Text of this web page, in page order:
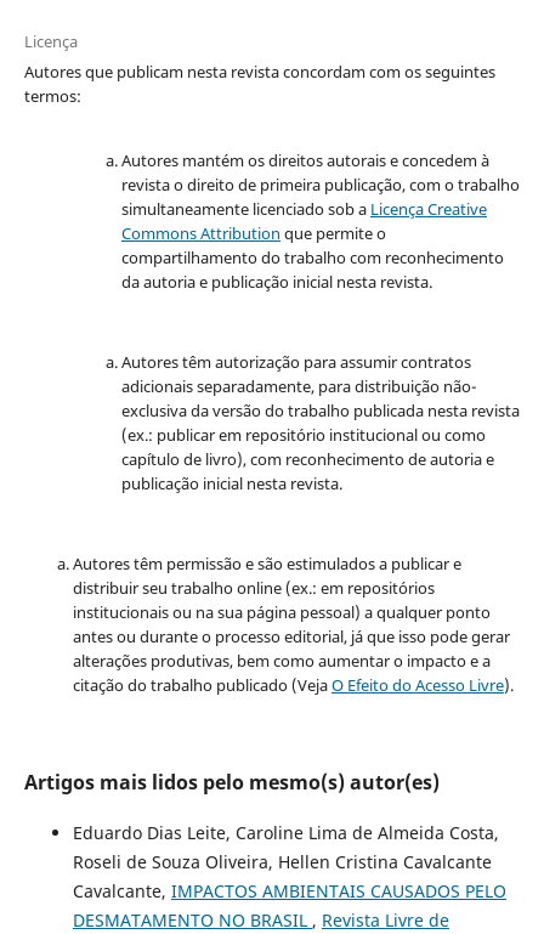
Licença
Autores que publicam nesta revista concordam com os seguintes
termos:
Autores mantém os direitos autorais e concedem à
revista o direito de primeira publicação, com o trabalho
simultaneamente licenciado sob a Licença Creative
Commons Attribution que permite o
compartilhamento do trabalho com reconhecimento
da autoria e publicação inicial nesta revista.
Autores têm autorização para assumir contratos
adicionais separadamente, para distribuição não-
exclusiva da versão do trabalho publicada nesta revista
(ex.: publicar em repositório institucional ou como
capítulo de livro), com reconhecimento de autoria e
publicação inicial nesta revista.
Autores têm permissão e são estimulados a publicar e
distribuir seu trabalho online (ex.: em repositórios
institucionais ou na sua página pessoal) a qualquer ponto
antes ou durante o processo editorial, já que isso pode gerar
alterações produtivas, bem como aumentar o impacto e a
citação do trabalho publicado (VejaO Efeito do Acesso Livre).
Artigos mais lidos pelo mesmo(s) autor(es)
Eduardo Dias Leite, Caroline Lima de Almeida Costa,
Roseli de Souza Oliveira, Hellen Cristina Cavalcante
Cavalcante, IMPACTOS AMBIENTAIS CAUSADOS PELO
DESMATAMENTO NO BRASIL , Revista Livre de